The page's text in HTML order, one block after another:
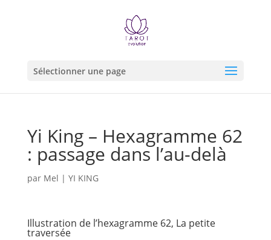
Sélectionner une page
Yi King – Hexagramme 62
: passage dans l’au-delà
par Mel | YI KING
Illustration de l’hexagramme 62, La petite
traversée